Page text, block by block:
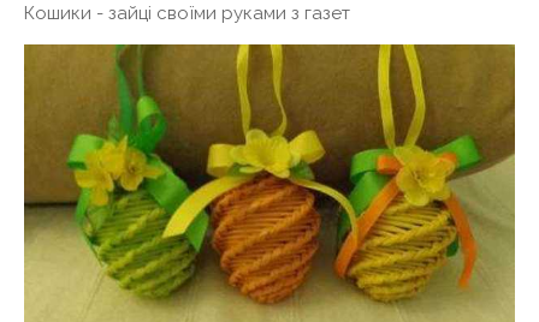
Кошики - зайці своїми руками з газет